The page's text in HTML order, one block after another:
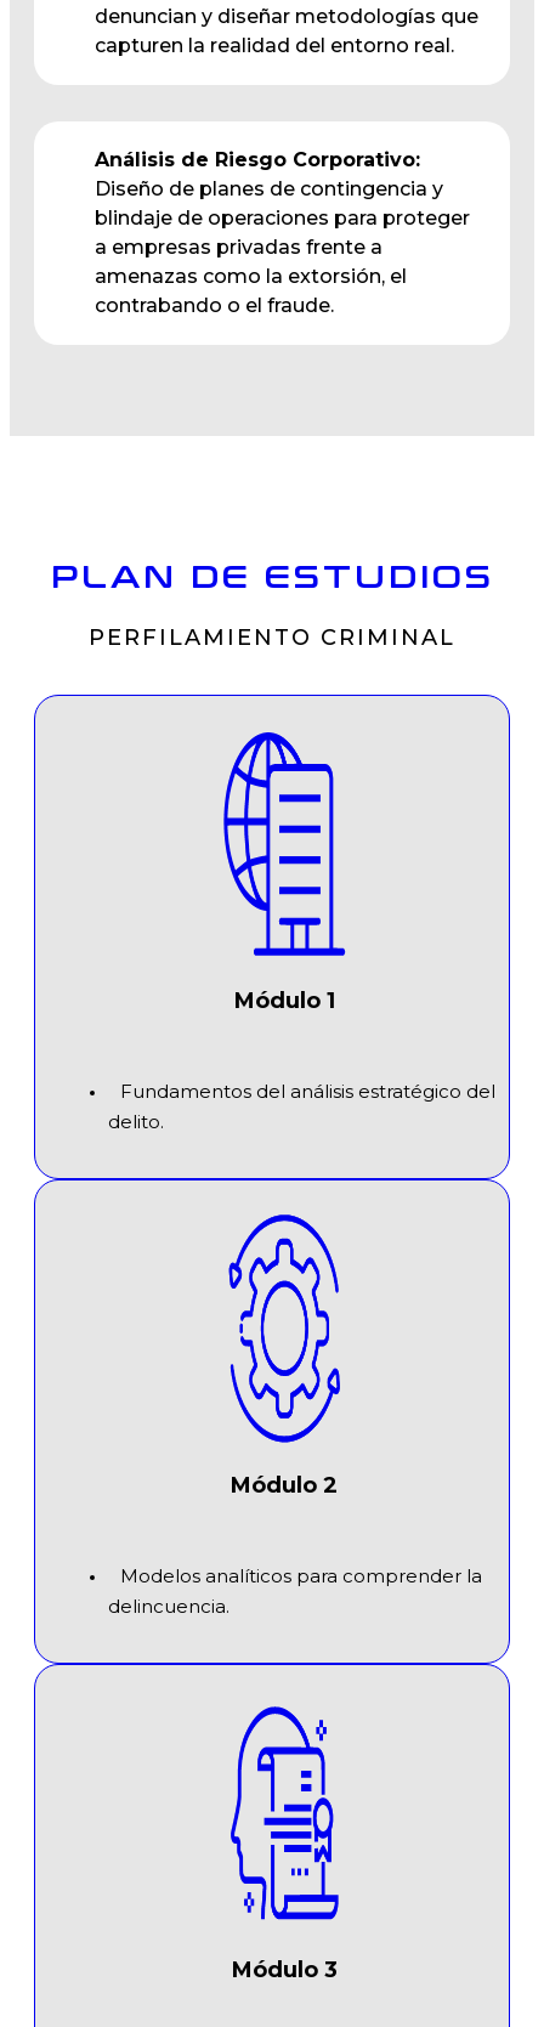
denuncian y diseñar metodologías que
capturen la realidad del entorno real.
Análisis de Riesgo Corporativo:
Diseño de planes de contingencia y
blindaje de operaciones para proteger
a empresas privadas frente a
amenazas como la extorsión, el
contrabando o el fraude.
PLAN DE ESTUDIOS
PERFILAMIENTO CRIMINAL
Módulo 1
Fundamentos del análisis estratégico del
delito.
Módulo 2
Modelos analíticos para comprender la
delincuencia.
Módulo 3